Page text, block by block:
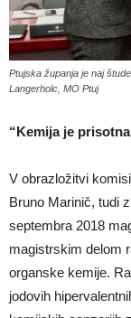
Ptujska županja je naj
Langerholc, MO Ptuj
“Kemija je
V obrazložitvi
Bruno Marinič, tudi
septembra 2018
magistrskim delom
organske kemije.
jodovih